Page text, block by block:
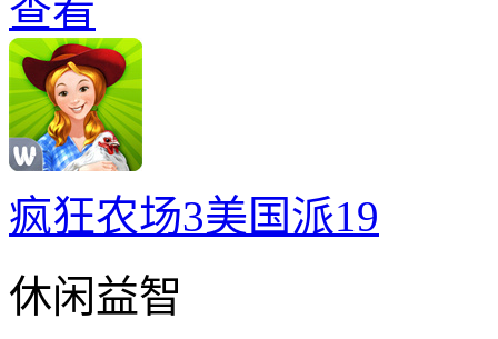
查看
疯狂农场3美国派19
休闲益智